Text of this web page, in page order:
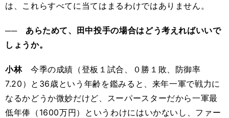
は、これらすべてに当てはまるわけではありません。
── あらためて、田中投手の場合はどう考えればいいで
しょうか。
小林今季の成績（登板１試合、０勝１敗、防御率
7.20）と36歳という年齢を鑑みると、来年一軍で戦力に
なるかどうか微妙だけど、スーパースターだから一軍最
低年俸（1600万円）というわけにはいかないし、ファー